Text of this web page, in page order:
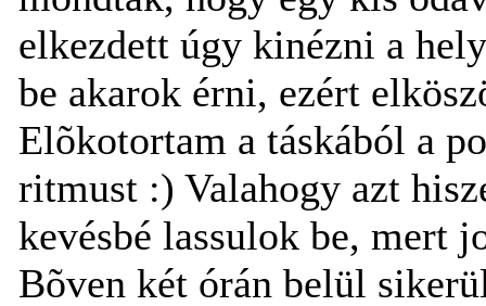
elkezdett úgy kinézni a
be akarok érni, ezért
Elõkotortam a táskából a
ritmust :) Valahogy azt
kevésbé lassulok be, mert
Bõven két órán belül